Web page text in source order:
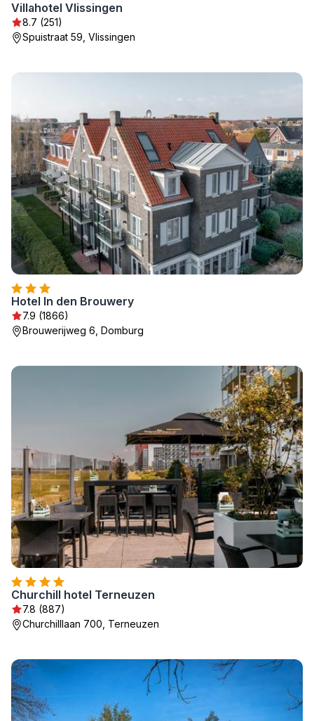
Villahotel Vlissingen
8.7 (251)
Spuistraat 59, Vlissingen
Hotel In den Brouwery
7.9 (1866)
Brouwerijweg 6, Domburg
Churchill hotel Terneuzen
7.8 (887)
Churchilllaan 700, Terneuzen